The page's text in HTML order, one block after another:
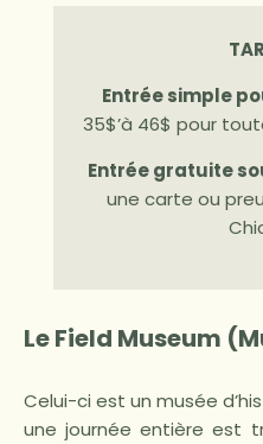
Entrée simple
35$’à 46$ pour
Entrée gratuite
une carte ou
Le Field Museum
Celui-ci est un musée
une journée entière est